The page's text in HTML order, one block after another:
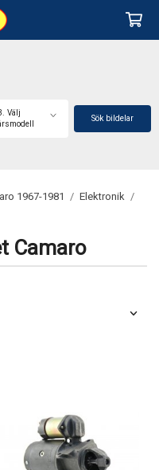
Välj
Sök bildelar
1967-1981 / Elektronik /
Camaro